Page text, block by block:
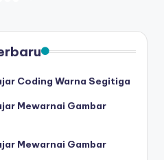
Coding Warna Segitiga
Mewarnai Gambar
Mewarnai Gambar